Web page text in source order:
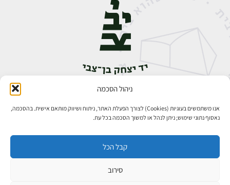
ניהול הסכמה
אנו משתמשים בעוגיות (Cookies) לצורך הפעלת האתר, ניתוח ושיווק מותאם אישית. בהסכמה,
נאסוף נתוני שימוש; ניתן לנהל או למשוך הסכמה בכל עת.
קבל הכל
סירוב
אבן גבירול 14, רחביה, ירושלים